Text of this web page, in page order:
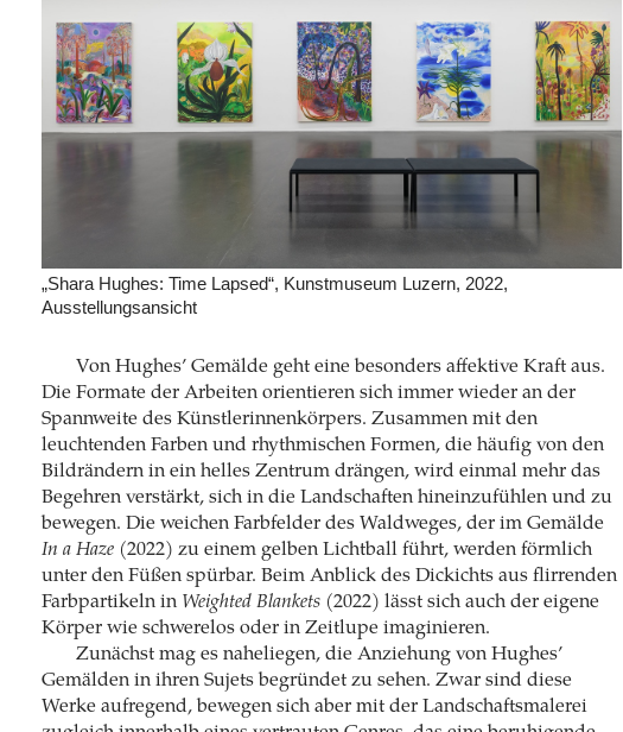
„Shara Hughes: Time Lapsed“, Kunstmuseum Luzern, 2022,
Ausstellungsansicht
Von Hughes’ Gemälde geht eine besonders affektive Kraft aus.
Die Formate der Arbeiten orientieren sich immer wieder an der
Spannweite des Künstlerinnenkörpers. Zusammen mit den
leuchtenden Farben und rhythmischen Formen, die häufig von den
Bildrändern in ein helles Zentrum drängen, wird einmal mehr das
Begehren verstärkt, sich in die Landschaften hineinzufühlen und zu
bewegen. Die weichen Farbfelder des Waldweges, der im Gemälde
In a Haze(2022) zu einem gelben Lichtball führt, werden förmlich
unter den Füßen spürbar. Beim Anblick des Dickichts aus flirrenden
Farbpartikeln in Weighted Blankets(2022) lässt sich auch der eigene
Körper wie schwerelos oder in Zeitlupe imaginieren.
Zunächst mag es naheliegen, die Anziehung von Hughes’
Gemälden in ihren Sujets begründet zu sehen. Zwar sind diese
Werke aufregend, bewegen sich aber mit der Landschaftsmalerei